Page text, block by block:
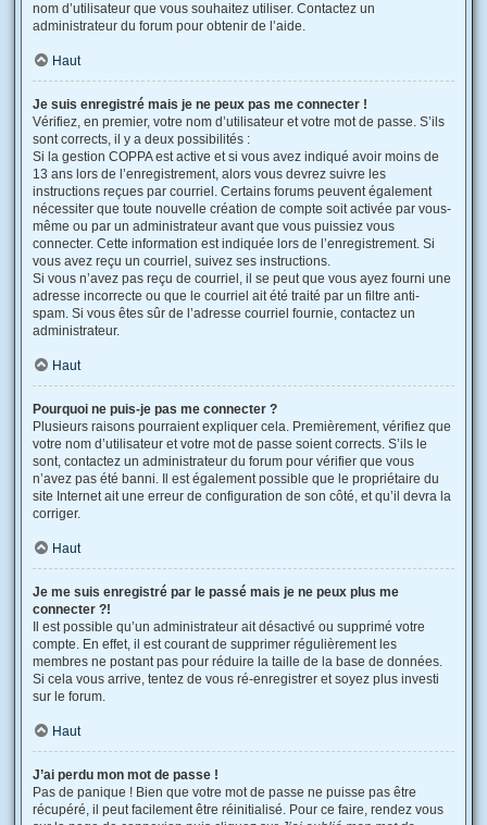
nom d’utilisateur que vous souhaitez utiliser. Contactez un
administrateur du forum pour obtenir de l’aide.
Haut
Je suis enregistré mais je ne peux pas me connecter !
Vérifiez, en premier, votre nom d’utilisateur et votre mot de passe. S’ils
sont corrects, il y a deux possibilités :
Si la gestion COPPA est active et si vous avez indiqué avoir moins de
13 ans lors de l’enregistrement, alors vous devrez suivre les
instructions reçues par courriel. Certains forums peuvent également
nécessiter que toute nouvelle création de compte soit activée par vous-
même ou par un administrateur avant que vous puissiez vous
connecter. Cette information est indiquée lors de l’enregistrement. Si
vous avez reçu un courriel, suivez ses instructions.
Si vous n’avez pas reçu de courriel, il se peut que vous ayez fourni une
adresse incorrecte ou que le courriel ait été traité par un filtre anti-
spam. Si vous êtes sûr de l’adresse courriel fournie, contactez un
administrateur.
Haut
Pourquoi ne puis-je pas me connecter ?
Plusieurs raisons pourraient expliquer cela. Premièrement, vérifiez que
votre nom d’utilisateur et votre mot de passe soient corrects. S’ils le
sont, contactez un administrateur du forum pour vérifier que vous
n’avez pas été banni. Il est également possible que le propriétaire du
site Internet ait une erreur de configuration de son côté, et qu’il devra la
corriger.
Haut
Je me suis enregistré par le passé mais je ne peux plus me
connecter ?!
Il est possible qu’un administrateur ait désactivé ou supprimé votre
compte. En effet, il est courant de supprimer régulièrement les
membres ne postant pas pour réduire la taille de la base de données.
Si cela vous arrive, tentez de vous ré-enregistrer et soyez plus investi
sur le forum.
Haut
J’ai perdu mon mot de passe !
Pas de panique ! Bien que votre mot de passe ne puisse pas être
récupéré, il peut facilement être réinitialisé. Pour ce faire, rendez vous